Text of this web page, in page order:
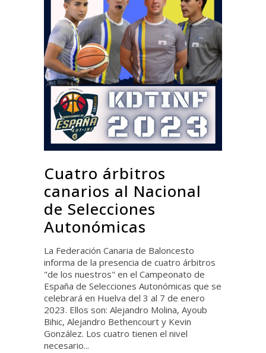
Cuatro árbitros
canarios al Nacional
de Selecciones
Autonómicas
La Federación Canaria de Baloncesto
informa de la presencia de cuatro árbitros
"de los nuestros" en el Campeonato de
España de Selecciones Autonómicas que se
celebrará en Huelva del 3 al 7 de enero
2023. Ellos son: Alejandro Molina, Ayoub
Bihic, Alejandro Bethencourt y Kevin
González. Los cuatro tienen el nivel
necesario...